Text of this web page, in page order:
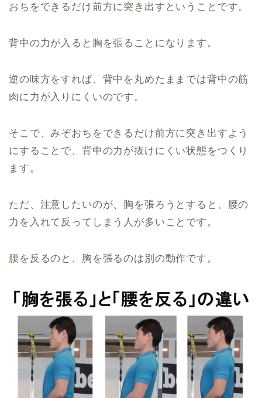
おちをできるだけ前方に突き出すということです。
背中の力が入ると胸を張ることになります。
逆の味方をすれば、背中を丸めたままでは背中の筋
肉に力が入りにくいのです。
そこで、みぞおちをできるだけ前方に突き出すよう
にすることで、背中の力が抜けにくい状態をつくり
ます。
ただ、注意したいのが、胸を張ろうとすると、腰の
力を入れて反ってしまう人が多いことです。
腰を反るのと、胸を張るのは別の動作です。